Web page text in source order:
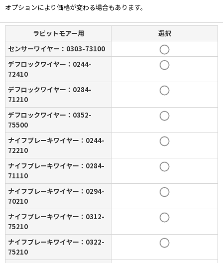
オプションにより価格が変わる場合もあります。
ラビットモアー用
選択
センサーワイヤー：0303-73100
デフロックワイヤー：0244-
72410
デフロックワイヤー：0284-
71210
デフロックワイヤー：0352-
75500
ナイフブレーキワイヤー：0244-
72210
ナイフブレーキワイヤー：0284-
71110
ナイフブレーキワイヤー：0294-
70210
ナイフブレーキワイヤー：0312-
75210
ナイフブレーキワイヤー：0322-
75210